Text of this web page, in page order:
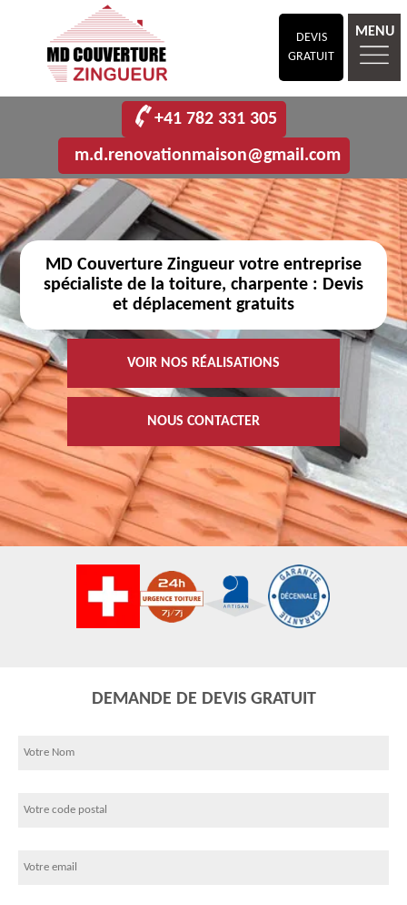
DEVIS
GRATUIT
MENU
+41 782 331 305
m.d.renovationmaison@gmail.com
MD Couverture Zingueur votre entreprise
spécialiste de la toiture, charpente : Devis
et déplacement gratuits
VOIR NOS RÉALISATIONS
NOUS CONTACTER
DEMANDE DE DEVIS GRATUIT